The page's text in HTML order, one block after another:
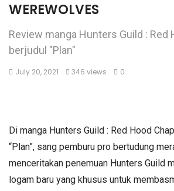
WEREWOLVES
Review manga Hunters Guild : Red
berjudul "Plan"
July 20, 2021 346 views 0
Di manga Hunters Guild : Red Hood
“Plan”, sang pemburu pro bertudung
menceritakan penemuan Hunters Guild
logam baru yang khusus untuk